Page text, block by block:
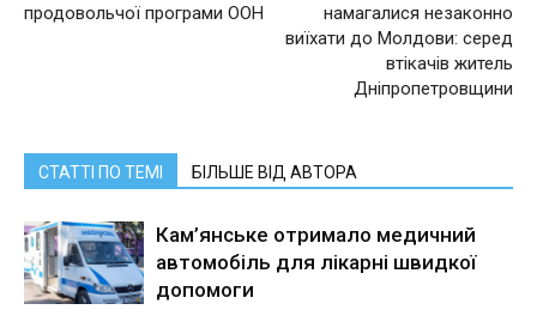
продовольчої програми ООН
намагалися незаконно
виїхати до Молдови: серед
втікачів житель
Дніпропетровщини
СТАТТІ ПО ТЕМІ БІЛЬШЕ ВІД АВТОРА
Кам’янське отримало медичний
автомобіль для лікарні швидкої
допомоги